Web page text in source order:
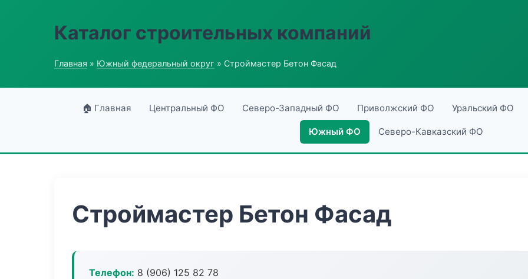
Каталог строительных компаний
Главная » Южный федеральный округ » Строймастер Бетон Фасад
🏠 Главная Центральный ФО Северо-Западный ФО Приволжский ФО Уральский ФО
Южный ФО Северо-Кавказский ФО
Строймастер Бетон Фасад
Телефон: 8 (906) 125 82 78